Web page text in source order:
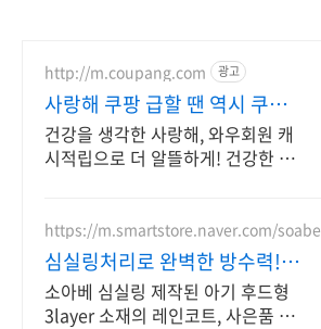
http://m.coupang.com 광고
사랑해 쿠팡 급할 땐 역시 쿠팡
로켓배송
건강을 생각한 사랑해, 와우회원 캐
시적립으로 더 알뜰하게! 건강한 미
https://m.smartstore.naver.com/soabe
심실링처리로 완벽한 방수력!
우의 신규 런칭 세일중
소아베 심실링 제작된 아기 후드형
3layer 소재의 레인코트, 사은품 증